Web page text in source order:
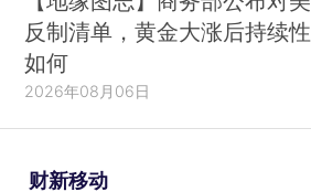
反制清单，黄金大涨后持续性
如何
2026年08月06日
财新移动